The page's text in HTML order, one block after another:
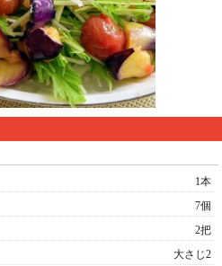
1本
7個
2把
大さじ2